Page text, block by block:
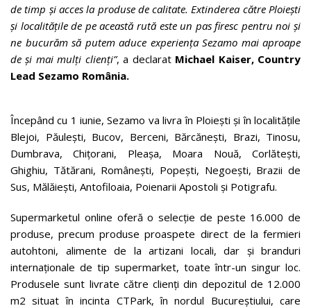
de timp și acces la produse de calitate. Extinderea către Ploiești
și localitățile de pe această rută este un pas firesc pentru noi și
ne bucurăm să putem aduce experiența Sezamo mai aproape
de și mai mulți clienți”, a declarat Michael Kaiser, Country
Lead Sezamo România.
Începând cu 1 iunie, Sezamo va livra în Ploiești și în localitățile
Blejoi, Păulești, Bucov, Berceni, Bărcănești, Brazi, Tinosu,
Dumbrava, Chițorani, Pleașa, Moara Nouă, Corlătești,
Ghighiu, Tătărani, Românești, Popești, Negoești, Brazii de
Sus, Mălăiești, Antofiloaia, Poienarii Apostoli și Potigrafu.
Supermarketul online oferă o selecție de peste 16.000 de
produse, precum produse proaspete direct de la fermieri
autohtoni, alimente de la artizani locali, dar și branduri
internaționale de tip supermarket, toate într-un singur loc.
Produsele sunt livrate către clienți din depozitul de 12.000
m2 situat în incinta CTPark, în nordul Bucureștiului, care